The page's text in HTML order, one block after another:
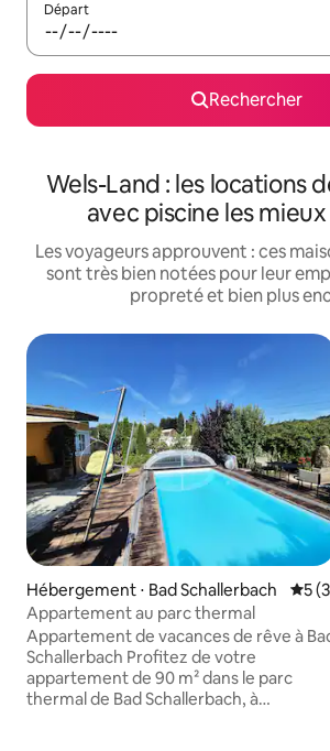
Départ
Rechercher
Wels-Land : les locations
avec piscine les
Les voyageurs approuvent : ces
sont très bien notées pour leur
propreté et bien plus
Hébergement ⋅ Bad Schallerbach
5
Appartement au parc thermal
Appartement de vacances de rêve à
Schallerbach Profitez de votre
appartement de 90 m² dans le parc
thermal de Bad Schallerbach, à